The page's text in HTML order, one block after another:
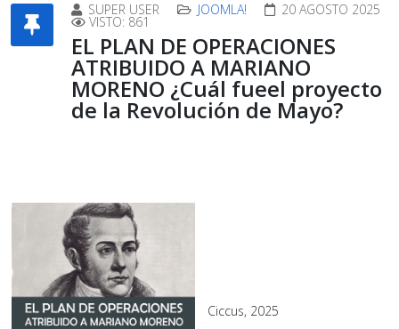
SUPER USER JOOMLA! 20 AGOSTO 2025
VISTO: 861
EL PLAN DE OPERACIONES
ATRIBUIDO A MARIANO
MORENO ¿Cuál fueel proyecto
de la Revolución de Mayo?
Ciccus, 2025